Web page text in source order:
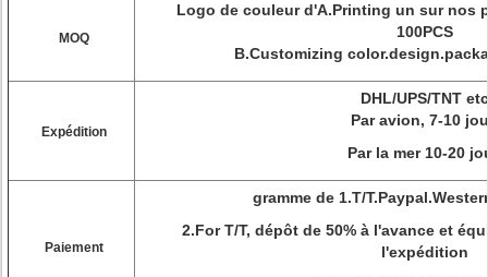
MOQ
Logo de couleur d'A.Printing un sur nos
100PCS
B.Customizing
Expédition
DHL/UPS/TNT
Par avion, 7-10
Par la mer 10-20
Paiement
gramme de 1.T/
2.For T/T, dépôt de 50% à l'avance et
l'expédition